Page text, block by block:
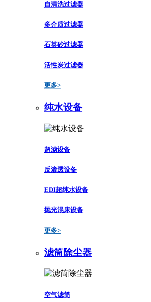
自清洗过滤器
多介质过滤器
石英砂过滤器
活性炭过滤器
更多>
纯水设备
超滤设备
反渗透设备
EDI超纯水设备
抛光混床设备
更多>
滤筒除尘器
空气滤筒